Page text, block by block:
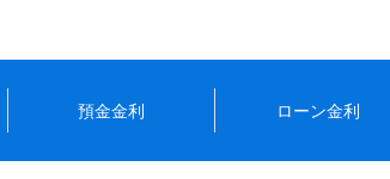
預金金利 ローン金利